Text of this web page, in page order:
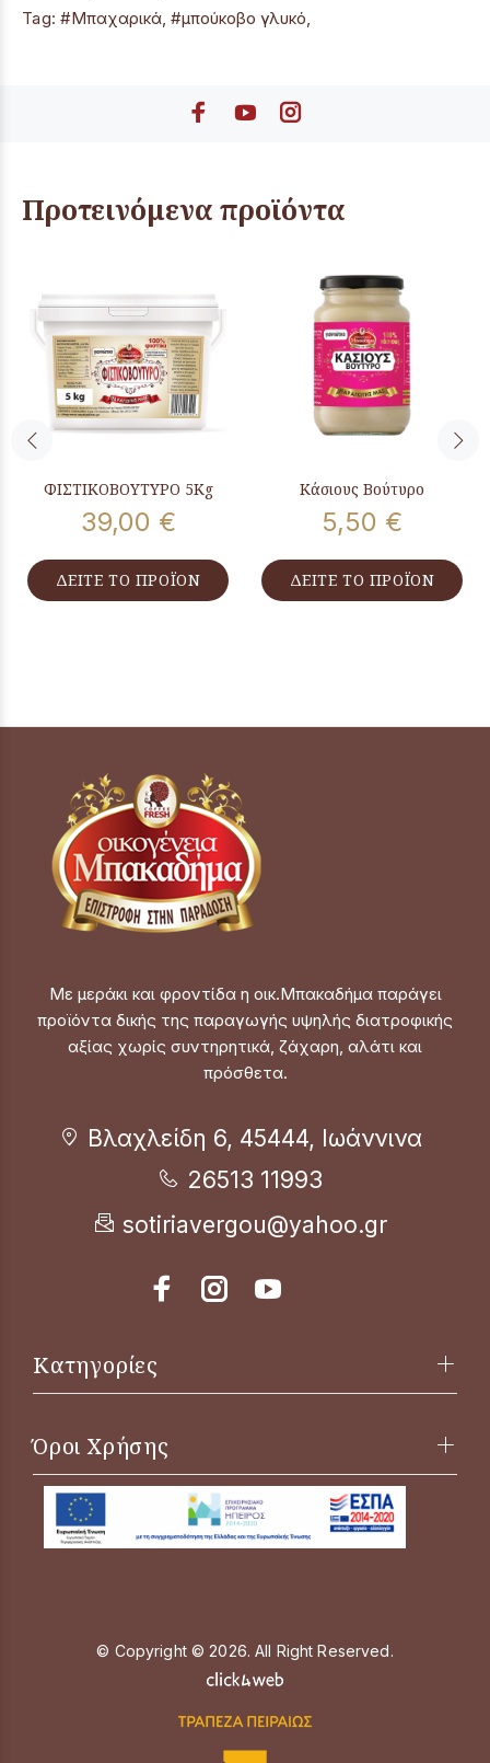
Tag: #Μπαχαρικά,#μπούκοβο γλυκό,
Προτεινόμενα προϊόντα
ΦΙΣΤΙΚΟΒΟΥΤΥΡΟ 5Kg
39,00 €
ΔΕΙΤΕ ΤΟ ΠΡΟΪΟΝ
Κάσιους Βούτυρο
5,50 €
ΔΕΙΤΕ ΤΟ ΠΡΟΪΟΝ
Με μεράκι και φροντίδα η οικ.Μπακαδήμα παράγει
προϊόντα δικής της παραγωγής υψηλής διατροφικής
αξίας χωρίς συντηρητικά, ζάχαρη, αλάτι και
πρόσθετα.
Βλαχλείδη 6, 45444, Ιωάννινα
26513 11993
sotiriavergou@yahoo.gr
Κατηγορίες
Όροι Χρήσης
© Copyright © 2026. All Right Reserved.